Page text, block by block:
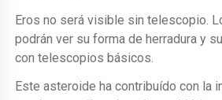
Eros no será visible sin telescopio.
podrán ver su forma de herradura y
con telescopios básicos.
Este asteroide ha contribuído con la